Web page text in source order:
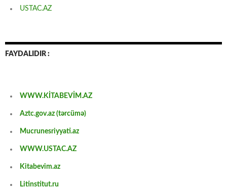
USTAC.AZ
FAYDALIDIR :
WWW.KİTABEVİM.AZ
Aztc.gov.az (tərcümə)
Mucrunesriyyati.az
WWW.USTAC.AZ
Kitabevim.az
Litinstitut.ru